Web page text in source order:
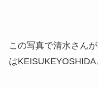
この写真で清水さん
はKEISUKEYOSHIDA